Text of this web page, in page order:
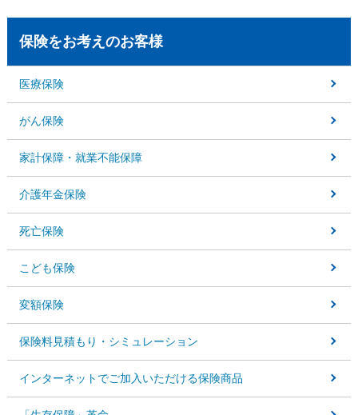
保険をお考えのお客様
医療保険
がん保険
家計保障・就業不能保障
介護年金保険
死亡保険
こども保険
変額保険
保険料見積もり・ シミュレーション
インターネットでご加入いただける保険商品